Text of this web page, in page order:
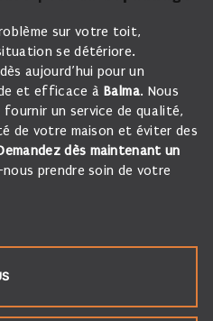
se détériore.
dès aujourd’hui pour un
et efficace à Balma. Nous
fournir un service de qualité,
de votre maison et éviter des
dès maintenant un
prendre soin de votre